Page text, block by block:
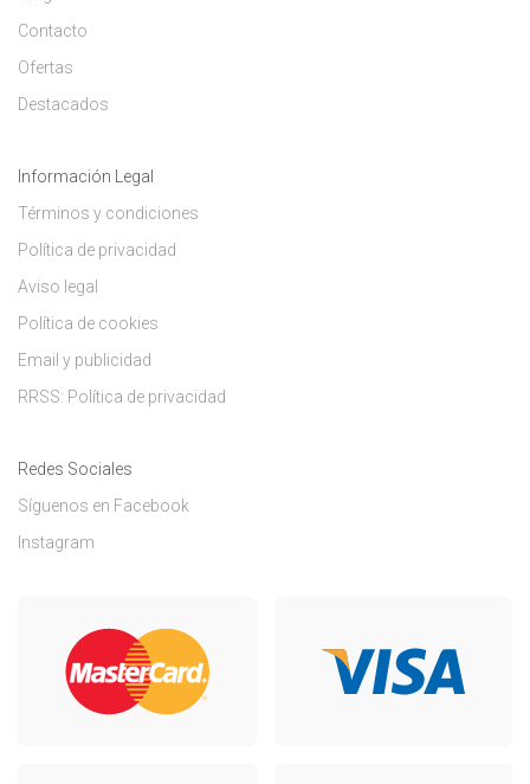
Contacto
Ofertas
Destacados
Información Legal
Términos y condiciones
Política de privacidad
Aviso legal
Política de cookies
Email y publicidad
RRSS: Política de privacidad
Redes Sociales
Síguenos en Facebook
Instagram